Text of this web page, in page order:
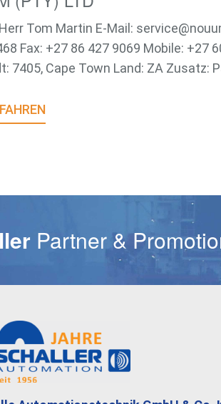
Tom Martin E-Mail:
Fax: +27 86 427 9069 Mobile: +27
7405, Cape Town Land: ZA Zusatz:
Partner &